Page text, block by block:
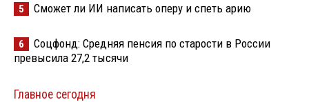
5 Сможет ли ИИ написать оперу и спеть арию
6
Соцфонд: Средняя пенсия по старости в России
превысила 27,2 тысячи
Главное сегодня